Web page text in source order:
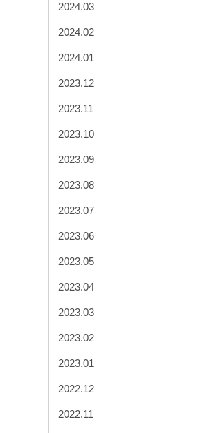
2024.03
2024.02
2024.01
2023.12
2023.11
2023.10
2023.09
2023.08
2023.07
2023.06
2023.05
2023.04
2023.03
2023.02
2023.01
2022.12
2022.11